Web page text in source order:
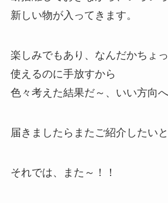
新しい物が入ってきます。
楽しみでもあり、なんだかちょ
使えるのに手放すから
色々考えた結果だ～、いい方向
届きましたらまたご紹介したい
それでは、また～！！